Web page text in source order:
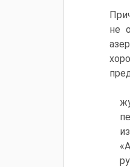
не